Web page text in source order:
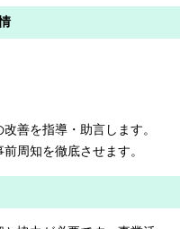
善を指導・助言します。
周知を徹底させます。